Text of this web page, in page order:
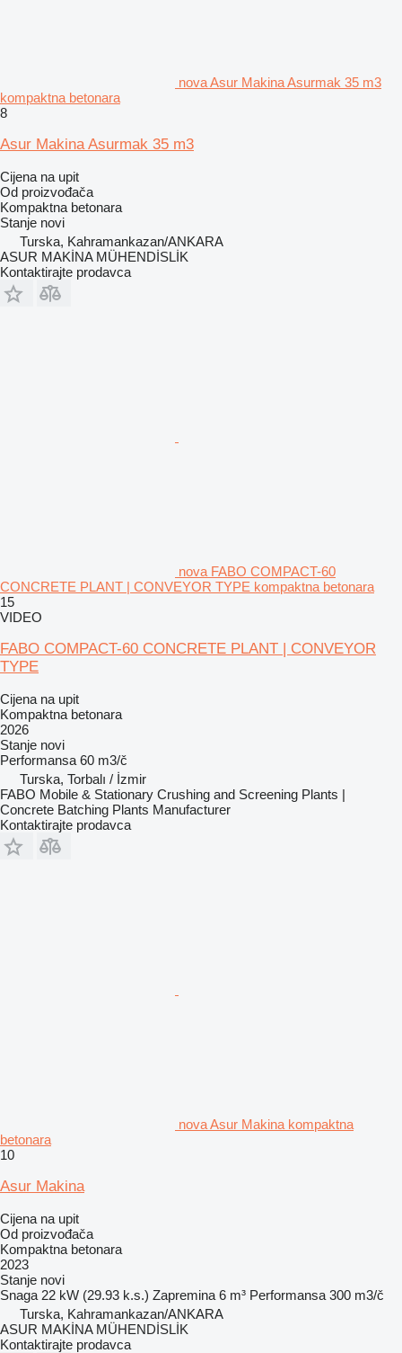
nova Asur Makina Asurmak 35 m3
kompaktna betonara
8
Asur Makina Asurmak 35 m3
Cijena na upit
Od proizvođača
Kompaktna betonara
Stanje novi
Turska, Kahramankazan/ANKARA
ASUR MAKİNA MÜHENDİSLİK
Kontaktirajte prodavca
nova FABO COMPACT-60
CONCRETE PLANT | CONVEYOR TYPE kompaktna betonara
15
VIDEO
FABO COMPACT-60 CONCRETE PLANT | CONVEYOR
TYPE
Cijena na upit
Kompaktna betonara
2026
Stanje novi
Performansa 60 m3/č
Turska, Torbalı / İzmir
FABO Mobile & Stationary Crushing and Screening Plants |
Concrete Batching Plants Manufacturer
Kontaktirajte prodavca
nova Asur Makina kompaktna
betonara
10
Asur Makina
Cijena na upit
Od proizvođača
Kompaktna betonara
2023
Stanje novi
Snaga 22 kW (29.93 k.s.) Zapremina 6 m³ Performansa 300 m3/č
Turska, Kahramankazan/ANKARA
ASUR MAKİNA MÜHENDİSLİK
Kontaktirajte prodavca